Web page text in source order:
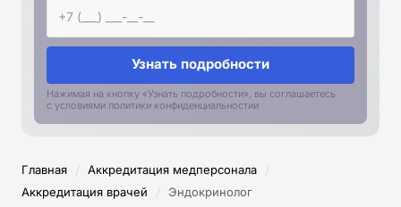
Узнать подробности
Нажимая на кнопку «Узнать подробности», вы соглашаетесь
с условиями политики конфиденциальностии
Главная / Аккредитация медперсонала /
Аккредитация врачей / Эндокринолог